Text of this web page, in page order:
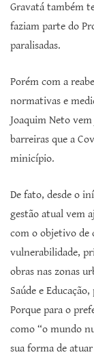
Gravatá também
faziam parte do
paralisadas.
Porém com a
normativas e
Joaquim Neto
barreiras que a
minicípio.
De fato, desde o
gestão atual vem
com o objetivo de
vulnerabilidade,
obras nas zonas
Saúde e
Porque para o
como “o mundo
sua forma de